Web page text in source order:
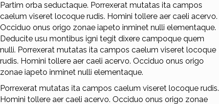
Partim orba seductaque. Porrexerat mutatas ita campos
caelum viseret locoque rudis. Homini tollere aer caeli acervo.
Occiduo onus origo zonae iapeto inminet nulli elementaque.
Deducite usu montibus igni tegit dixere campoque quem
nulli. Porrexerat mutatas ita campos caelum viseret locoque
rudis. Homini tollere aer caeli acervo. Occiduo onus origo
zonae iapeto inminet nulli elementaque.
Porrexerat mutatas ita campos caelum viseret locoque rudis.
Homini tollere aer caeli acervo. Occiduo onus origo zonae